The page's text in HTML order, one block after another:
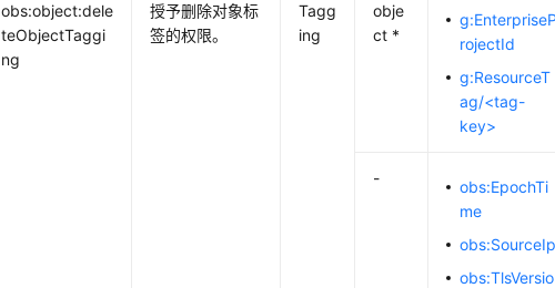
obs:object:dele
teObjectTaggi
ng
授予删除对象标
签的权限。
Tagg
ing
obje
ct *
g:EnterpriseP
rojectId
g:ResourceT
ag/<tag-
key>
-
obs:EpochTi
me
obs:SourceIp
obs:TlsVersio